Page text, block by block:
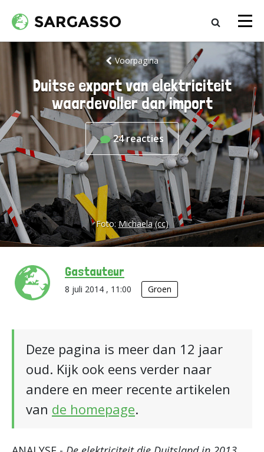
Voorpagina
Duitse export van elektriciteit
waardevoller dan import
24reacties
Foto:Michaela (cc)
Gastauteur
8 juli 2014 , 11:00 Groen
Deze pagina is meer dan 12 jaar
oud. Kijk ook eens verder naar
andere en meer recente artikelen
van de homepage.